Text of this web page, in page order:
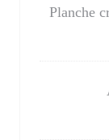
Planche